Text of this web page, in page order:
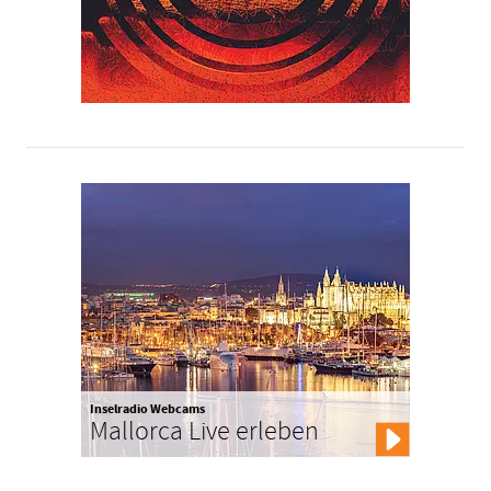
Inselradio Webcams
Mallorca Live erleben